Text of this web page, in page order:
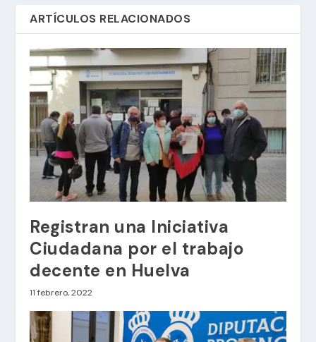
ARTÍCULOS RELACIONADOS
Registran una Iniciativa
Ciudadana por el trabajo
decente en Huelva
11 febrero, 2022